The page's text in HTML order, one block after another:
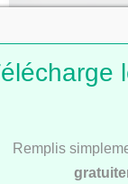
Comment
Remplis